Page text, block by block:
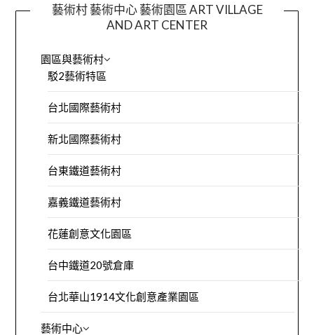
藝術村 藝術中心 藝術園區 ART VILLAGE
AND ART CENTER
園區與藝術村
駁2藝術特區
台北國際藝術村
新北國際藝術村
台東鐵道藝術村
嘉義鐵道藝術村
花蓮創意文化園區
台中鐵道20號倉庫
台北華山1914文化創意產業園區
藝術中心